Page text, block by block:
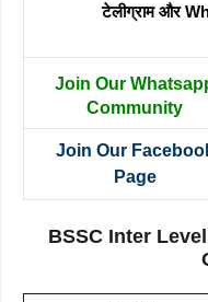
टेलीग्राम और
Join Our
Community
Join Our
Page
BSSC Inter